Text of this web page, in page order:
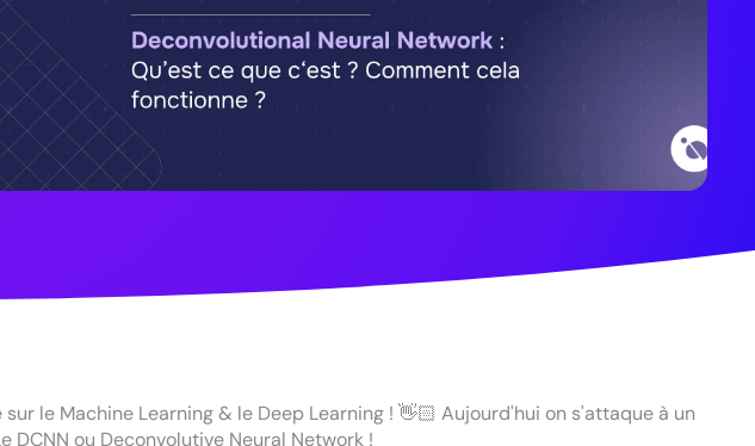
le Machine Learning & le Deep Learning ! 👋🏻 Aujourd'hui on s'attaque à un
DCNN ou Deconvolutive Neural Network !